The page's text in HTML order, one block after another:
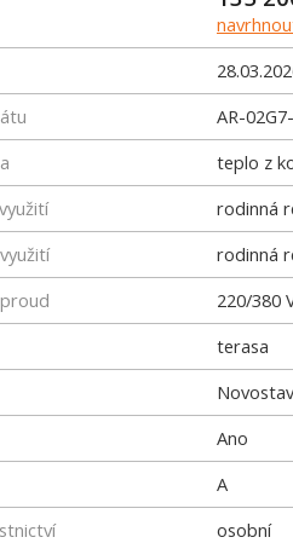
AR-
teplo z
rodinná
rodinná
220/380
terasa
Ano
A
osobní